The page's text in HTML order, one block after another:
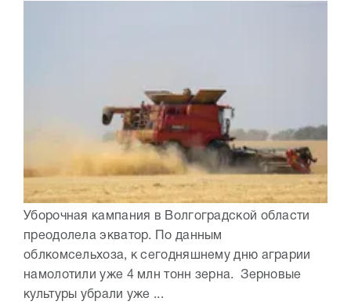
Уборочная кампания в Волгоградской области
преодолела экватор. По данным
облкомсельхоза, к сегодняшнему дню аграрии
намолотили уже 4 млн тонн зерна. Зерновые
культуры убрали уже ...